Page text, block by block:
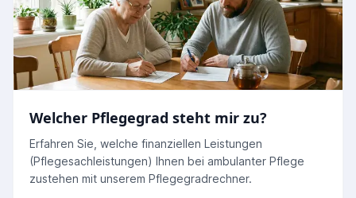
Welcher Pflegegrad steht mir zu?
Erfahren Sie, welche finanziellen Leistungen
(Pflegesachleistungen) Ihnen bei ambulanter Pflege
zustehen mit unserem Pflegegradrechner.